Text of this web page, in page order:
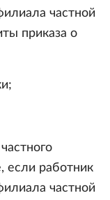
частной
приказа о
если работник
частной